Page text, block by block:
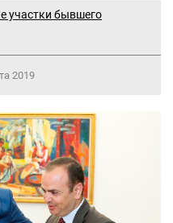
участки бывшего
2019